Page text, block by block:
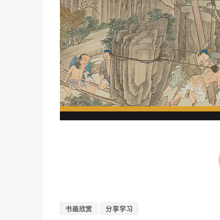
书画欣赏 分享学习